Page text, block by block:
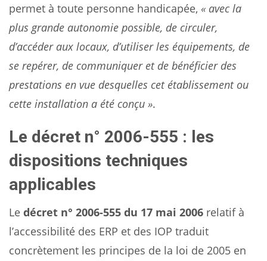
permet à toute personne handicapée, « avec la
plus grande autonomie possible, de circuler,
d’accéder aux locaux, d’utiliser les équipements, de
se repérer, de communiquer et de bénéficier des
prestations en vue desquelles cet établissement ou
cette installation a été conçu ».
Le décret n° 2006-555 : les
dispositions techniques
applicables
Le décret n° 2006-555 du 17 mai 2006 relatif à
l’accessibilité des ERP et des IOP traduit
concrètement les principes de la loi de 2005 en